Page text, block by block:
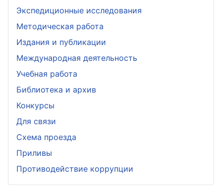
Экспедиционные исследования
Методическая работа
Издания и публикации
Международная деятельность
Учебная работа
Библиотека и архив
Конкурсы
Для связи
Схема проезда
Приливы
Противодействие коррупции